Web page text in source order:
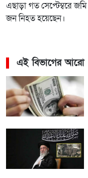
এছাড়া গত সেপ্টেম্বরে
জন নিহত হয়েছেন।
এই বিভাগের আরো